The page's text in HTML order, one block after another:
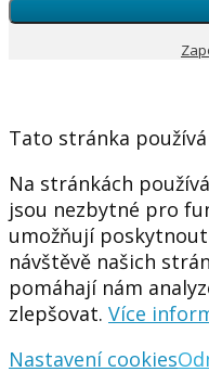
Tato stránka
Na stránkách
jsou nezbytné pro
umožňují
návštěvě našich
pomáhají nám
zlepšovat. Více
Nastavení cookies